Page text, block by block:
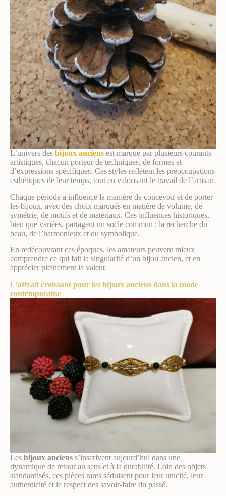
L’univers des bijoux anciens est marqué par plusieurs courants
artistiques, chacun porteur de techniques, de formes et
d’expressions spécifiques. Ces styles reflètent les préoccupations
esthétiques de leur temps, tout en valorisant le travail de l’artisan.
Chaque période a influencé la manière de concevoir et de porter
les bijoux, avec des choix marqués en matière de volume, de
symétrie, de motifs et de matériaux. Ces influences historiques,
bien que variées, partagent un socle commun : la recherche du
beau, de l’harmonieux et du symbolique.
En redécouvrant ces époques, les amateurs peuvent mieux
comprendre ce qui fait la singularité d’un bijou ancien, et en
apprécier pleinement la valeur.
L’attrait croissant pour les bijoux anciens dans la mode
contemporaine
Les bijoux anciens s’inscrivent aujourd’hui dans une
dynamique de retour au sens et à la durabilité. Loin des objets
standardisés, ces pièces rares séduisent pour leur unicité, leur
authenticité et le respect des savoir-faire du passé.